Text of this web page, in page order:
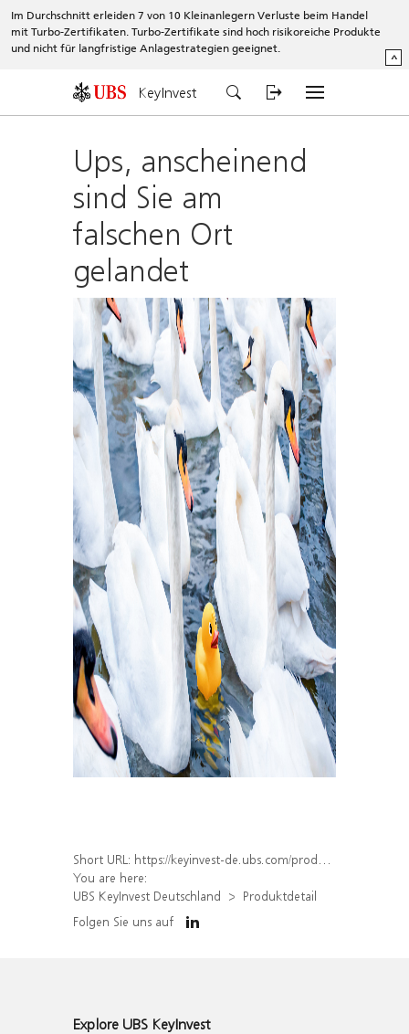
Im Durchschnitt erleiden 7 von 10 Kleinanlegern Verluste beim Handel
mit Turbo-Zertifikaten. Turbo-Zertifikate sind hoch risikoreiche Produkte
und nicht für langfristige Anlagestrategien geeignet.
^
KeyInvest
Ups, anscheinend
sind Sie am
falschen Ort
gelandet
Short URL: https://keyinvest-de.ubs.com/produkt/detail/index/isin/DE000WA77ZX6
You are here:
UBS KeyInvest Deutschland
Produktdetail
Folgen Sie uns auf
Explore UBS KeyInvest